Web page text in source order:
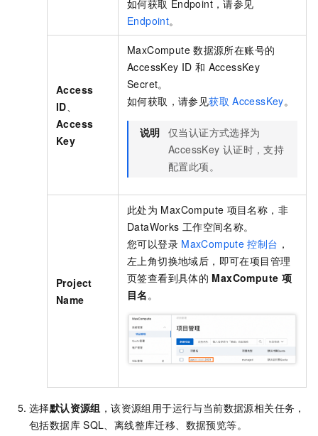
如何获取 Endpoint，请参见
Endpoint。
Access
ID
Access
Key
MaxCompute 数据源所在账号的
AccessKey ID 和 AccessKey
Secret。
如何获取，请参见获取 AccessKey。
说明 仅当认证方式选择为
AccessKey 认证时，支持
配置此项。
Project
Name
此处为 MaxCompute 项目名称，非
DataWorks 工作空间名称。
您可以登录 MaxCompute 控制台 ，
左上角切换地域后，即可在项目管理
页签查看到具体的 MaxCompute 项
目名 。
选择默认资源组 ，该资源组用于运行与当前数据源相关任务，
包括数据库 SQL、离线整库迁移、数据预览等。